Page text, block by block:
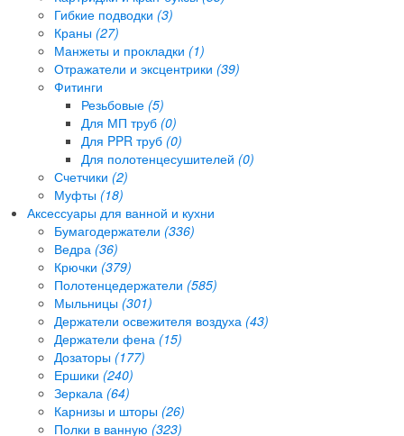
Гибкие подводки (3)
Краны (27)
Манжеты и прокладки (1)
Отражатели и эксцентрики (39)
Фитинги
Резьбовые (5)
Для МП труб (0)
Для PPR труб (0)
Для полотенцесушителей (0)
Счетчики (2)
Муфты (18)
Аксессуары для ванной и кухни
Бумагодержатели (336)
Ведра (36)
Крючки (379)
Полотенцедержатели (585)
Мыльницы (301)
Держатели освежителя воздуха (43)
Держатели фена (15)
Дозаторы (177)
Ершики (240)
Зеркала (64)
Карнизы и шторы (26)
Полки в ванную (323)